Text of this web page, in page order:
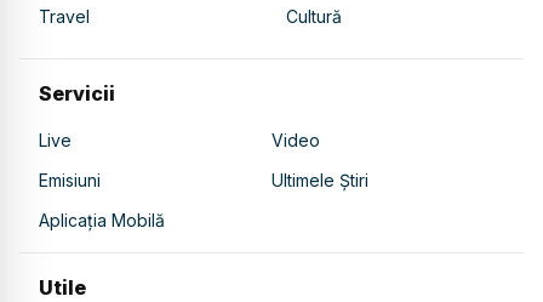
Travel
Cultură
Servicii
Live
Video
Emisiuni
Ultimele Știri
Aplicația Mobilă
Utile